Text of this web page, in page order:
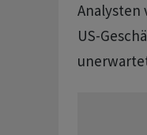
Analysten
US-